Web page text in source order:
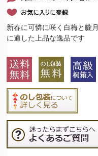
新春に可憐に咲く白梅と朧
に適した上品な逸品です